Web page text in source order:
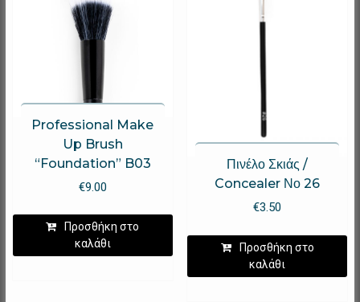
Professional Make
Up Brush
“Foundation” B03
€9.00
Προσθήκη στο
καλάθι
Πινέλο Σκιάς /
Concealer Νο 26
€3.50
Προσθήκη στο
καλάθι